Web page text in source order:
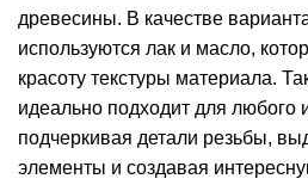
древесины. В качестве
используются лак и масло,
красоту текстуры материала.
идеально подходит для любого
подчеркивая детали резьбы,
элементы и создавая